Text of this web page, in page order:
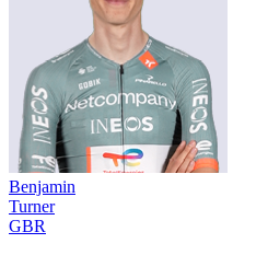
Benjamin
Turner
GBR